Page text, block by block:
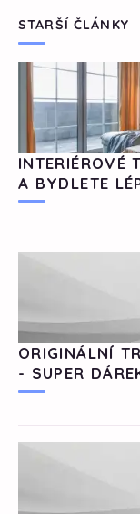
STARŠÍ ČLÁNKY
INTERIÉROVÉ
A BYDLETE
ORIGINÁLNÍ
- SUPER